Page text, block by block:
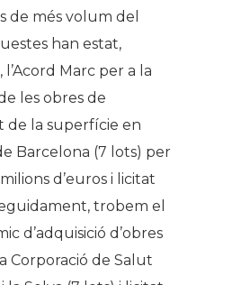
de més volum del
han estat,
Marc per a la
les obres de
de la superfície en
Barcelona (7 lots) per
d’euros i licitat
trobem el
d’adquisició d’obres
Corporació de Salut